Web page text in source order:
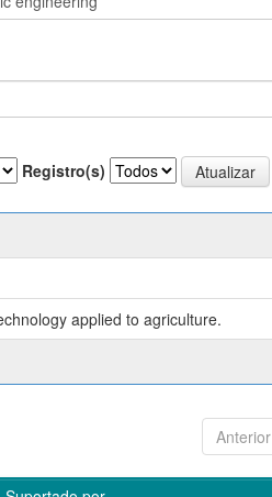
Registro(s)
applied to agriculture.
Anterior